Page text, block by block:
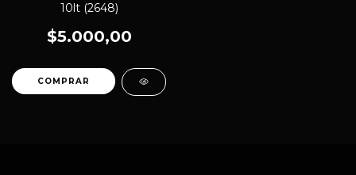
10lt (2648)
$5.000,00